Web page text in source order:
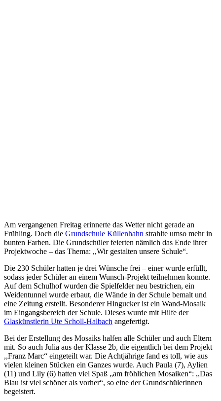
Am vergangenen Freitag erinnerte das Wetter nicht gerade an
Frühling. Doch die Grundschule Küllenhahn strahlte umso mehr in
bunten Farben. Die Grundschüler feierten nämlich das Ende ihrer
Projektwoche – das Thema: ,,Wir gestalten unsere Schule“.
Die 230 Schüler hatten je drei Wünsche frei – einer wurde erfüllt,
sodass jeder Schüler an einem Wunsch-Projekt teilnehmen konnte.
Auf dem Schulhof wurden die Spielfelder neu bestrichen, ein
Weidentunnel wurde erbaut, die Wände in der Schule bemalt und
eine Zeitung erstellt. Besonderer Hingucker ist ein Wand-Mosaik
im Eingangsbereich der Schule. Dieses wurde mit Hilfe der
Glaskünstlerin Ute Scholl-Halbach angefertigt.
Bei der Erstellung des Mosaiks halfen alle Schüler und auch Eltern
mit. So auch Julia aus der Klasse 2b, die eigentlich bei dem Projekt
,,Franz Marc“ eingeteilt war. Die Achtjährige fand es toll, wie aus
vielen kleinen Stücken ein Ganzes wurde. Auch Paula (7), Aylien
(11) und Lily (6) hatten viel Spaß „am fröhlichen Mosaiken“: ,,Das
Blau ist viel schöner als vorher“, so eine der Grundschülerinnen
begeistert.